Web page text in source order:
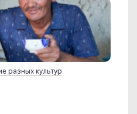
разных культур